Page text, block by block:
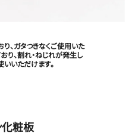
、ガタつきなくご使用いた
り、割れ・ねじれが発生し
いいただけます。
化粧板